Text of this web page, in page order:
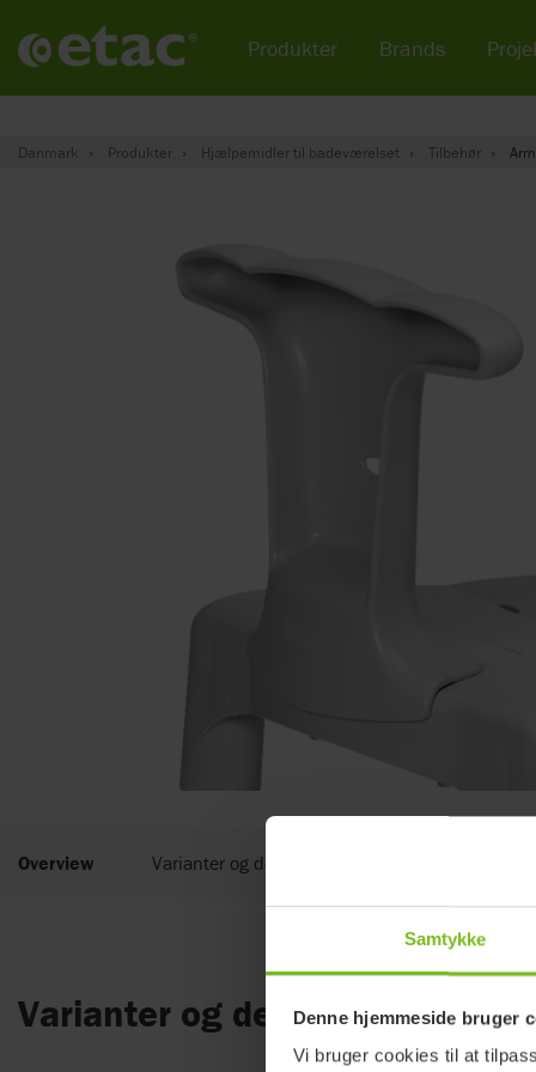
Samtykke
Denne hjemmeside bruger
Vi bruger cookies til at
Danmark Produkter Hjælpemidler til badeværelset Tilbehør
Overview Varianter og detaljer
Varianter og detaljer
Produkter Brands